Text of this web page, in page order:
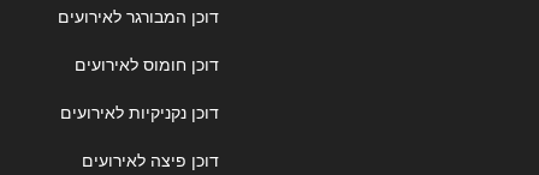
דוכן המבורגר לאירועים
דוכן חומוס לאירועים
דוכן נקניקיות לאירועים
דוכן פיצה לאירועים